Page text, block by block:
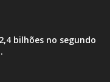
bilhões no segundo